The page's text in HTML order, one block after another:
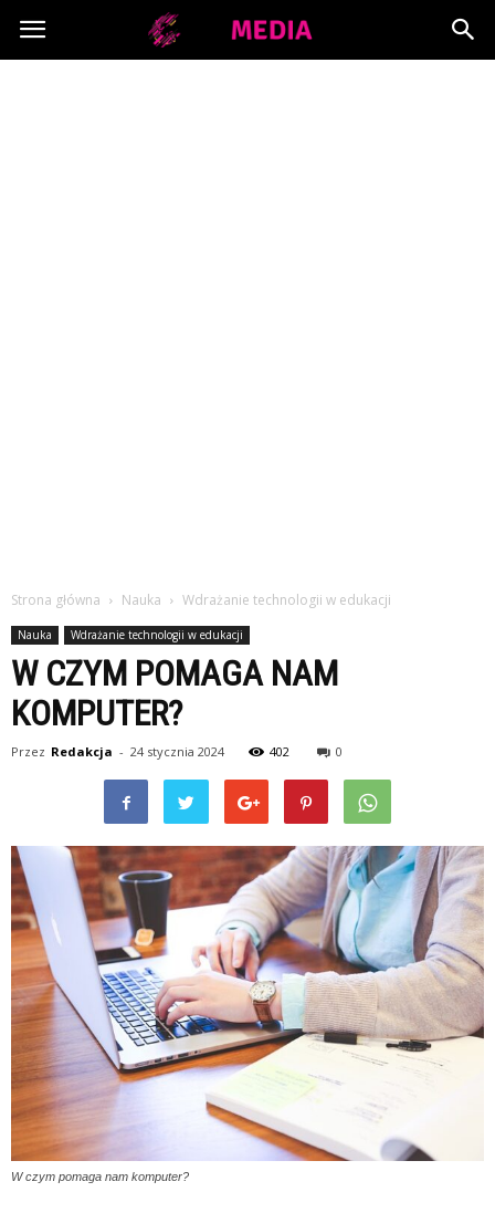
Copymedia.pl
Strona główna Nauka Wdrażanie technologii w edukacji
Nauka Wdrażanie technologii w edukacji
W CZYM POMAGA NAM
KOMPUTER?
Przez Redakcja - 24 stycznia 2024 402 0
W czym pomaga nam komputer?